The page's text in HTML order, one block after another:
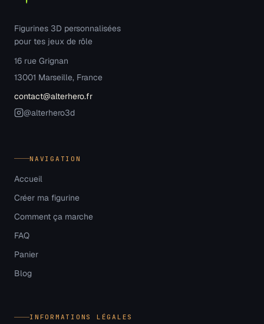
Figurines 3D personnalisées
pour tes jeux de rôle
16 rue Grignan
13001 Marseille, France
contact@alterhero.fr
@alterhero3d
NAVIGATION
Accueil
Créer ma figurine
Comment ça marche
FAQ
Panier
Blog
INFORMATIONS LÉGALES